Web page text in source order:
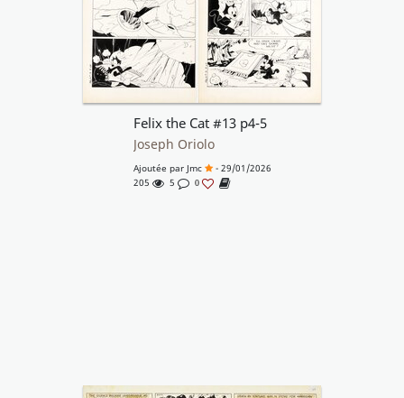
Felix the Cat #13 p4-5
Joseph Oriolo
Ajoutée par Jmc
- 29/01/2026
205
5 0